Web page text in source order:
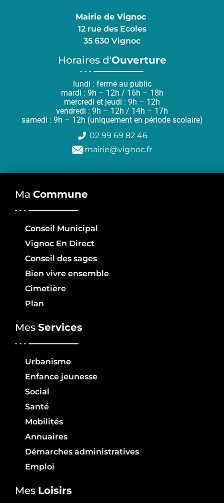
Mairie de Vignoc
12 rue des Ecoles
35 630 Vignoc
Horaires d'Ouverture
lundi : fermé au public
mardi : 9h – 12h / 16h – 18h
mercredi et jeudi : 9h – 12h
vendredi : 9h – 12h / 14h – 17h
samedi : 9h – 12h (uniquement en période scolaire)
02 99 69 82 46
mairie@vignoc.fr
Ma Commune
Conseil Municipal
Vignoc En Direct
Conseil des sages
Bien vivre ensemble
Cimetière
Plan
Mes Services
Urbanisme
Enfance jeunesse
Social
Santé
Mobilités
Annuaires
Démarches administratives
Emploi
Mes Loisirs